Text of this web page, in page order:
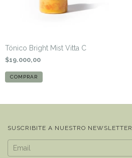
Tónico Bright Mist Vitta C
$19.000,00
SUSCRIBITE A NUESTRO NEWSLETTER